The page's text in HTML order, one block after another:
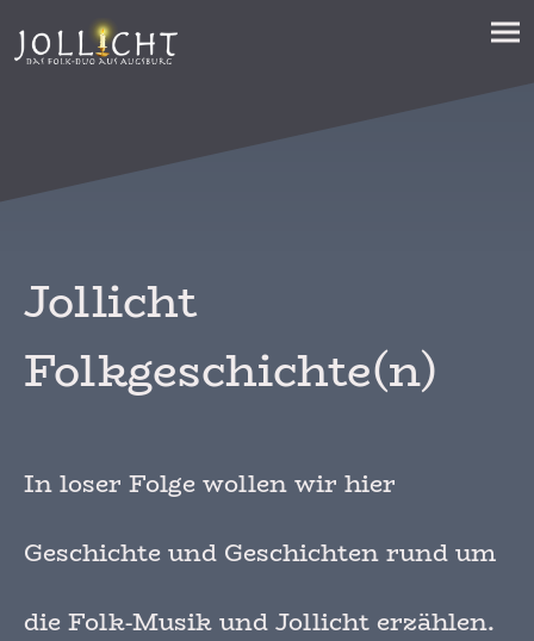
Jollicht
Folkgeschichte(n)
In loser Folge wollen wir hier
Geschichte und Geschichten rund um
die Folk-Musik und Jollicht erzählen.